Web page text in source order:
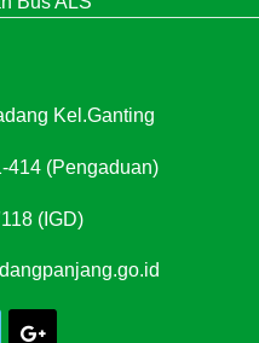
Kel.Ganting
414 (Pengaduan)
(IGD)